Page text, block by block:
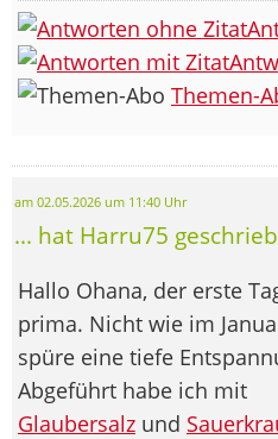
Themen-
am 02.05.2026 um 11:40 Uhr
... hat Harru75
Hallo Ohana, der erste
prima. Nicht wie im
spüre eine tiefe
Abgeführt habe ich mit
Glaubersalz und